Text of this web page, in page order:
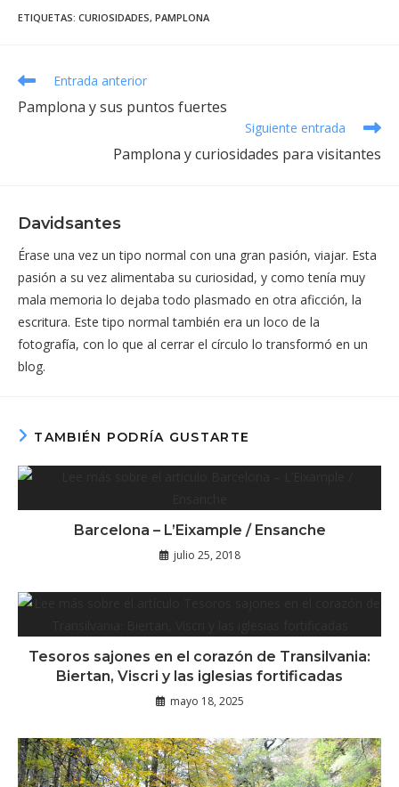
ETIQUETAS: CURIOSIDADES, PAMPLONA
Leer
artículos
Entrada anterior
Pamplona y sus puntos fuertes
Siguiente entrada
Pamplona y curiosidades para visitantes
Davidsantes
Érase una vez un tipo normal con una gran pasión, viajar. Esta
pasión a su vez alimentaba su curiosidad, y como tenía muy
mala memoria lo dejaba todo plasmado en otra aficción, la
escritura. Este tipo normal también era un loco de la
fotografía, con lo que al cerrar el círculo lo transformó en un
blog.
TAMBIÉN PODRÍA GUSTARTE
Barcelona – L’Eixample / Ensanche
julio 25, 2018
Tesoros sajones en el corazón de Transilvania:
Biertan, Viscri y las iglesias fortificadas
mayo 18, 2025